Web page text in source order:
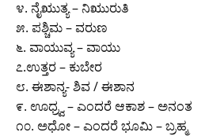
೪. ನೈಋುತ್ಯ – ನಿಋುರುತಿ
೫. ಪಶ್ಚಿಮ – ವರುಣ
೬. ವಾಯುವ್ಯ – ವಾಯು
೭.ಉತ್ತರ – ಕುಬೇರ
೮. ಈಶಾನ್ಯ- ಶಿವ / ಈಶಾನ
೯. ಊಧ್ರ್ವ – ಎಂದರೆ ಆಕಾಶ – ಅನಂತ
೧೦. ಅಧೋ – ಎಂದರೆ ಭೂಮಿ – ಬ್ರಹ್ಮ